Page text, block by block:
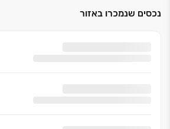
נכסים שנמכרו באזור